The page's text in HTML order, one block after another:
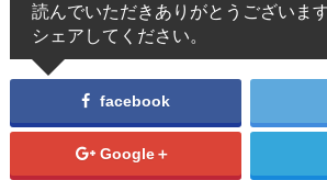
読んでいただきありがとうございま
シェアしてください。
facebook
Google＋